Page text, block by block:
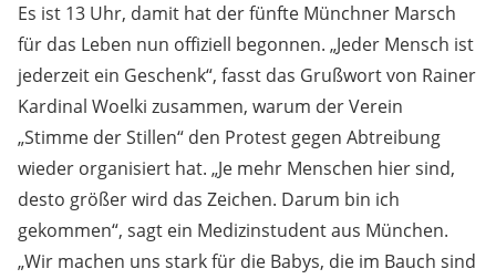
Es ist 13 Uhr, damit hat der fünfte Münchner Marsch
für das Leben nun offiziell begonnen. „Jeder Mensch ist
jederzeit ein Geschenk“, fasst das Grußwort von Rainer
Kardinal Woelki zusammen, warum der Verein
„Stimme der Stillen“ den Protest gegen Abtreibung
wieder organisiert hat. „Je mehr Menschen hier sind,
desto größer wird das Zeichen. Darum bin ich
gekommen“, sagt ein Medizinstudent aus München.
„Wir machen uns stark für die Babys, die im Bauch sind